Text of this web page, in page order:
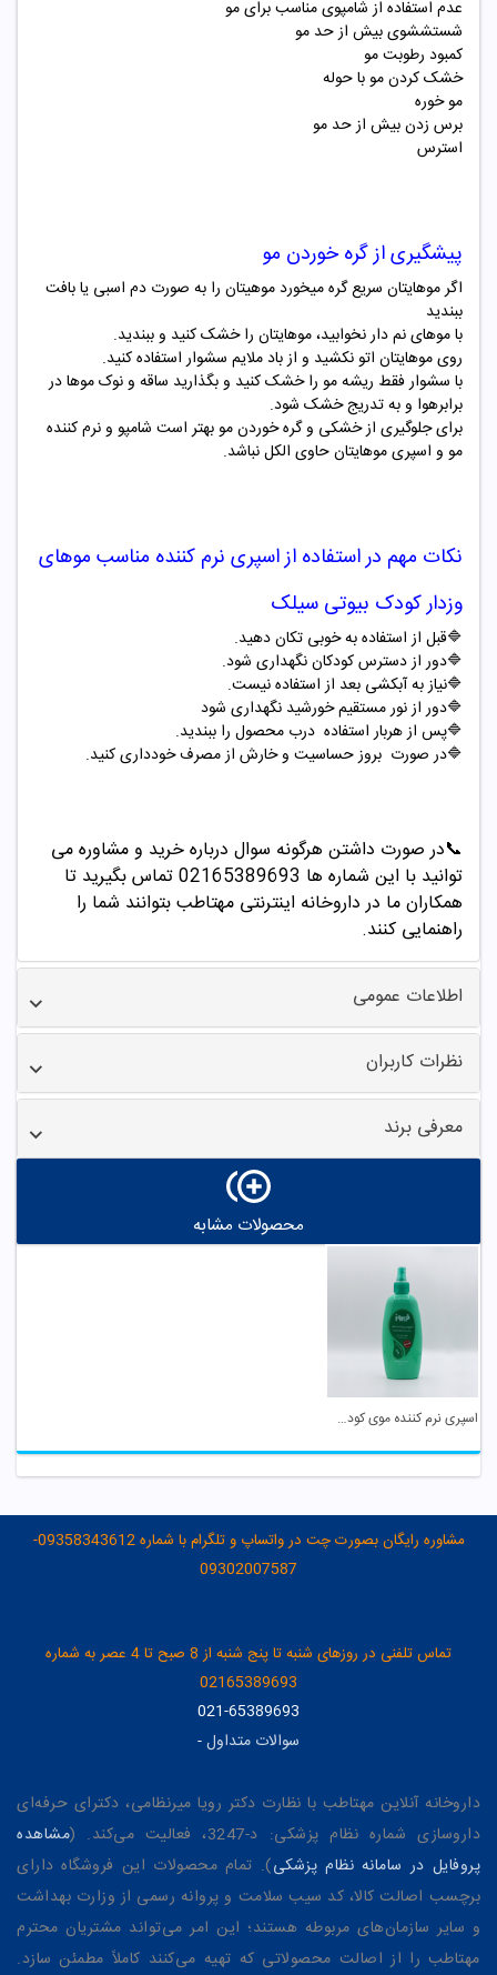
عدم استفاده از شامپوی مناسب برای مو
شستششوی بیش از حد مو
کمبود رطوبت مو
خشک کردن مو با حوله
مو خوره
برس زدن بیش از حد مو
استرس
پیشگیری از گره خوردن مو
اگر موهایتان سریع گره میخورد موهیتان را به صورت دم اسبی یا بافت
ببندید
با موهای نم دار نخوابید، موهایتان را خشک کنید و ببندید.
روی موهایتان اتو نکشید و از باد ملایم سشوار استفاده کنید.
با سشوار فقط ریشه مو را خشک کنید و بگذارید ساقه و نوک موها در
برابرهوا و به تدریج خشک شود.
برای جلوگیری از خشکی و گره خوردن مو بهتر است شامپو و نرم کننده
مو و اسپری موهایتان حاوی الکل نباشد.
نکات مهم در استفاده ازاسپری نرم کننده مناسب موهای
وزدار کودک بیوتی سیلک
🔷قبل از استفاده به خوبی تکان دهید.
🔷دور از دسترس کودکان نگهداری شود.
🔷نیاز به آبکشی بعد از استفاده نیست.
🔷دور از نور مستقیم خورشید نگهداری شود
🔷پس از هربار استفاده درب محصول را ببندید.
🔷در صورت بروز حساسیت و خارش از مصرف خودداری کنید.
📞در صورت داشتن هرگونه سوال درباره خرید و مشاوره می
توانید با این شماره ها 02165389693
تماس بگیرید تا
همکاران ما در داروخانه اینترنتی مهتاطب بتوانند شما را
راهنمایی کنند.
اطلاعات عمومی
نظرات کاربران
معرفی برند
محصولات مشابه
اسپری نرم کننده موی کودک فیروز
مشاوره رایگان بصورت چت در واتساپ و تلگرام با شماره 09358343612-
09302007587
تماس تلفنی در روزهای شنبه تا پنج شنبه از 8 صبح تا 4 عصر به شماره
02165389693
021-65389693
سوالات متداول-
داروخانه آنلاین مهتاطب با نظارت دکتر رویا میرنظامی، دکترای حرفه‌ای
داروسازی شماره نظام پزشکی: د-3247، فعالیت می‌کند. (
مشاهده
پروفایل در سامانه نظام پزشکی). تمام محصولات این فروشگاه دارای
برچسب اصالت کالا، کد سیب سلامت و پروانه رسمی از وزارت بهداشت
و سایر سازمان‌های مربوطه هستند؛ این امر می‌تواند مشتریان محترم
مهتاطب را از اصالت محصولاتی که تهیه می‌کنند کاملاً مطمئن سازد.